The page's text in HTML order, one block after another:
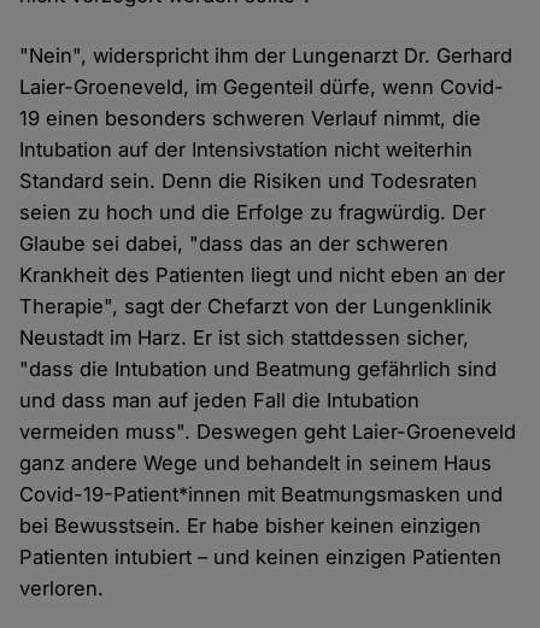
"Nein", widerspricht ihm der Lungenarzt Dr. Gerhard
Laier-Groeneveld, im Gegenteil dürfe, wenn Covid-
19 einen besonders schweren Verlauf nimmt, die
Intubation auf der Intensivstation nicht weiterhin
Standard sein. Denn die Risiken und Todesraten
seien zu hoch und die Erfolge zu fragwürdig. Der
Glaube sei dabei, "dass das an der schweren
Krankheit des Patienten liegt und nicht eben an der
Therapie", sagt der Chefarzt von der Lungenklinik
Neustadt im Harz. Er ist sich stattdessen sicher,
"dass die Intubation und Beatmung gefährlich sind
und dass man auf jeden Fall die Intubation
vermeiden muss". Deswegen geht Laier-Groeneveld
ganz andere Wege und behandelt in seinem Haus
Covid-19-Patient*innen mit Beatmungsmasken und
bei Bewusstsein. Er habe bisher keinen einzigen
Patienten intubiert – und keinen einzigen Patienten
verloren.